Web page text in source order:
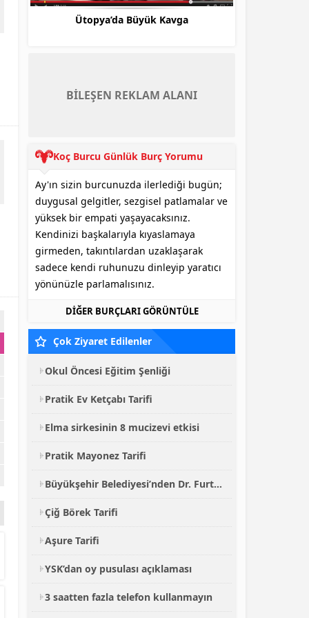
3 Adam O Ses Türkiye Jürisi Olursa
BİLEŞEN REKLAM ALANI
Koç Burcu Günlük Burç Yorumu
Ay'ın sizin burcunuzda ilerlediği bugün;
duygusal gelgitler, sezgisel patlamalar ve
yüksek bir empati yaşayacaksınız.
Kendinizi başkalarıyla kıyaslamaya
girmeden, takıntılardan uzaklaşarak
sadece kendi ruhunuzu dinleyip yaratıcı
yönünüzle parlamalısınız.
DİĞER BURÇLARI GÖRÜNTÜLE
Çok Ziyaret Edilenler
Okul Öncesi Eğitim Şenliği
Pratik Ev Ketçabı Tarifi
Elma sirkesinin 8 mucizevi etkisi
Pratik Mayonez Tarifi
Büyükşehir Belediyesi’nden Dr. Furtun’a Vefa
Çiğ Börek Tarifi
Aşure Tarifi
YSK’dan oy pusulası açıklaması
3 saatten fazla telefon kullanmayın